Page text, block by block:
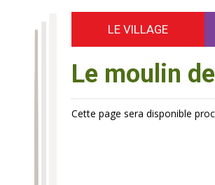
LE VILLAGE
Le moulin
Cette page sera disponible